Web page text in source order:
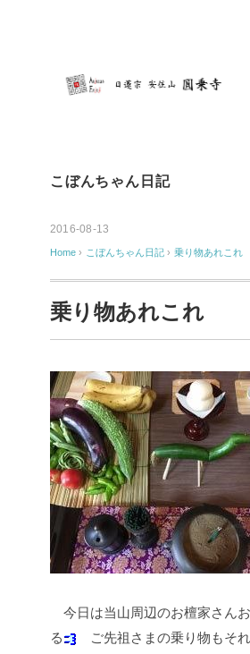
こぼんちゃん日記
2016-08-13
Home › こぼんちゃん日記 › 乗り物あれこれ
乗り物あれこれ
今日は当山周辺のお檀家さん
る
ご先祖さまの乗り物もそ